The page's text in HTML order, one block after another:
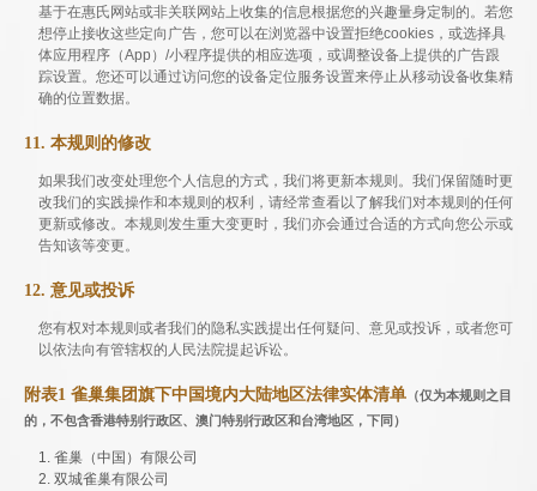
基于在惠氏网站或非关联网站上收集的信息根据您的兴趣量身定制的。若您
想停止接收这些定向广告，您可以在浏览器中设置拒绝cookies，或选择具
体应用程序（App）/小程序提供的相应选项，或调整设备上提供的广告跟
踪设置。您还可以通过访问您的设备定位服务设置来停止从移动设备收集精
确的位置数据。
11. 本规则的修改
如果我们改变处理您个人信息的方式，我们将更新本规则。我们保留随时更
改我们的实践操作和本规则的权利，请经常查看以了解我们对本规则的任何
更新或修改。本规则发生重大变更时，我们亦会通过合适的方式向您公示或
告知该等变更。
12. 意见或投诉
您有权对本规则或者我们的隐私实践提出任何疑问、意见或投诉，或者您可
以依法向有管辖权的人民法院提起诉讼。
附表1 雀巢集团旗下中国境内大陆地区法律实体清单 （仅为本规则之目
的，不包含香港特别行政区、澳门特别行政区和台湾地区，下同）
1. 雀巢（中国）有限公司
2. 双城雀巢有限公司